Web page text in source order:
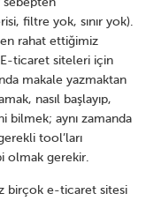
sebepten
filtre yok, sınır yok).
rahat ettiğimiz
ticaret siteleri için
makale yazmaktan
nasıl başlayıp,
bilmek; aynı zamanda
tool’ları
olmak gerekir.
birçok e-ticaret sitesi